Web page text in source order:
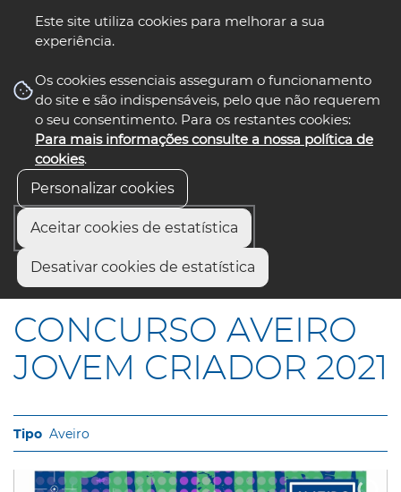
Este site utiliza cookies para melhorar a sua
experiência.
Os cookies essenciais asseguram o funcionamento
do site e são indispensáveis, pelo que não requerem
o seu consentimento. Para os restantes cookies:
Para mais informações consulte a nossa política de
cookies.
Personalizar cookies
Aceitar cookies de estatística
Desativar cookies de estatística
nos select language
Início
CONCURSO AVEIRO JOVEM CRIADOR 2021
CONCURSO AVEIRO
JOVEM CRIADOR 2021
Aveiro